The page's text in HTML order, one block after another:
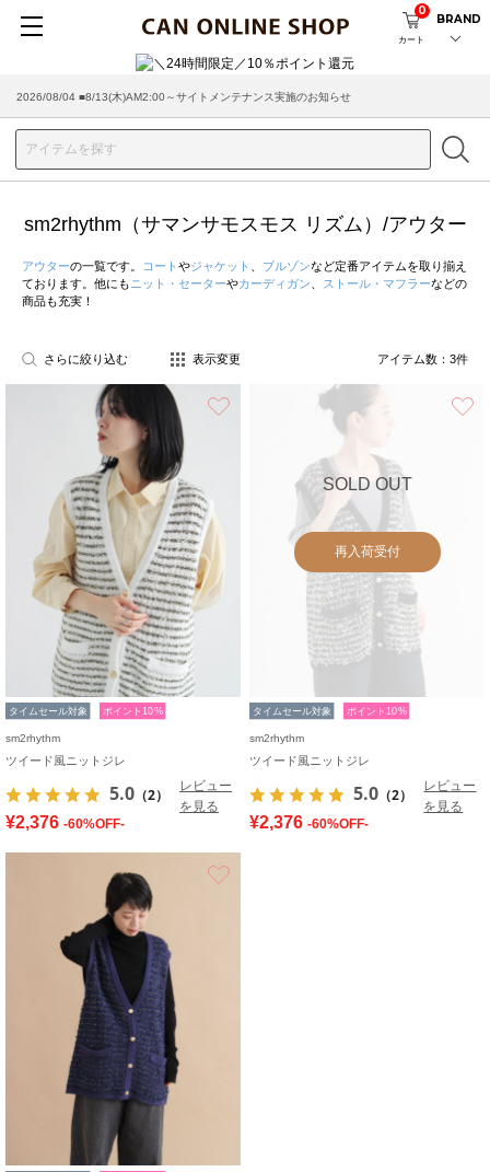
カート
0
BRAND
2026/08/04 ■8/13(木)AM2:00～サイトメンテナンス実施のお知らせ
sm2rhythm（サマンサモスモス リズム）/アウター
アウターの一覧です。 コート やジャケット ブルゾンなど定番アイテムを取り揃え
ております。他にも ニット・セーターやカーディガン ストール・マフラーなどの
商品も充実！
さらに絞り込む 表示変更 アイテム数： 3件
タイムセール対象 ポイント10%
sm2rhythm
ツイード風ニットジレ
5.0 （2）
レビュー
を見る
¥2,376 -60%OFF-
SOLD OUT
再入荷受付
タイムセール対象 ポイント10%
sm2rhythm
ツイード風ニットジレ
5.0 （2）
レビュー
を見る
¥2,376 -60%OFF-